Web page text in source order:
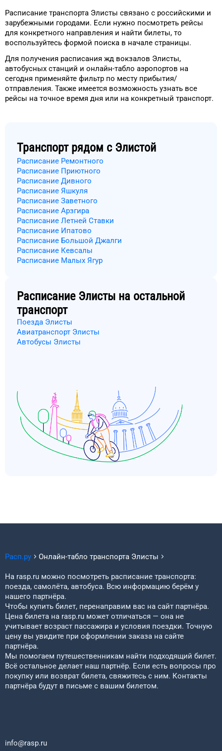
Расписание транспорта Элисты связано с российскими и
зарубежными городами. Если нужно посмотреть рейсы
для конкретного направления и найти билеты, то
воспользуйтесь формой поиска в начале страницы.
Для получения расписания жд вокзалов Элисты,
автобусных станций и онлайн-табло аэропортов на
сегодня применяйте фильтр по месту прибытия/
отправления. Также имеется возможность узнать все
рейсы на точное время дня или на конкретный транспорт.
Транспорт рядом с Элистой
Расписание Ремонтного
Расписание Приютного
Расписание Дивного
Расписание Яшкуля
Расписание Заветного
Расписание Арзгира
Расписание Летней Ставки
Расписание Ипатово
Расписание Большой Джалги
Расписание Кевсалы
Расписание Малых Ягур
Расписание Элисты на остальной
транспорт
Поезда Элисты
Авиатранспорт Элисты
Автобусы Элисты
Расп.ру Онлайн-табло транспорта Элисты
На rasp.ru можно посмотреть расписание транспорта:
поезда, самолёта, автобуса. Всю информацию берём у
нашего партнёра.
Чтобы купить билет, перенаправим вас на сайт партнёра.
Цена билета на rasp.ru может отличаться — она не
учитывает возраст пассажира и условия поездки. Точную
цену вы увидите при оформлении заказа на сайте
партнёра.
Мы помогаем путешественникам найти подходящий билет.
Всё остальное делает наш партнёр. Если есть вопросы про
покупку или возврат билета, свяжитесь с ним. Контакты
партнёра будут в письме с вашим билетом.
info@rasp.ru